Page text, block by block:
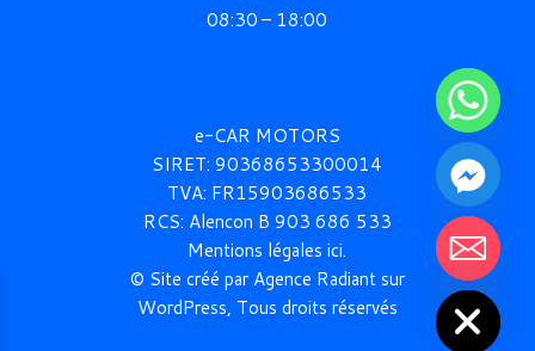
08:30 – 18:00
e-CAR MOTORS
SIRET: 90368653300014
TVA: FR15903686533
RCS: Alencon B 903 686 533
Mentions légales ici.
© Site créé par Agence Radiant sur
WordPress, Tous droits réservés
Hide
chaty